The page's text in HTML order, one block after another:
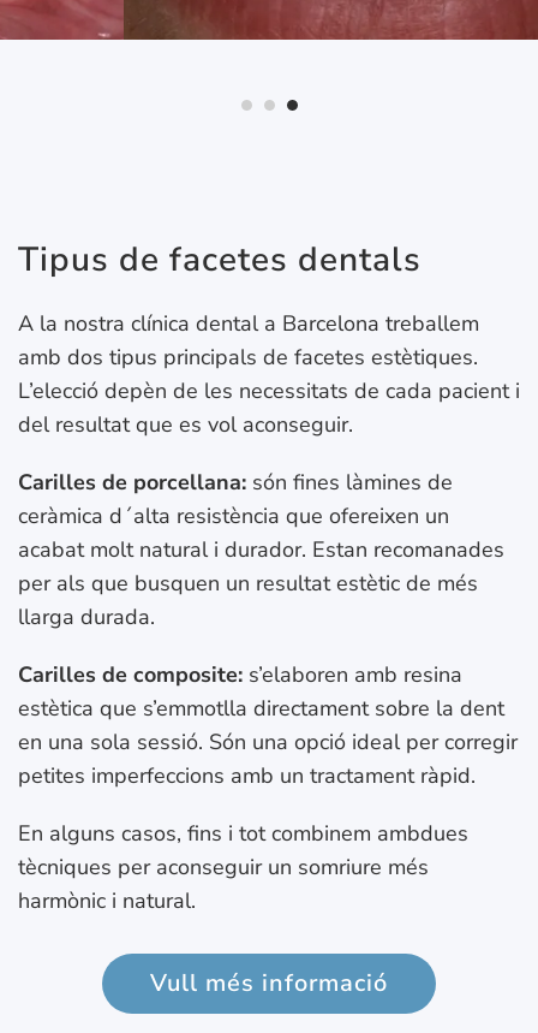
Tipus de facetes dentals
A la nostra clínica dental a Barcelona treballem
amb dos tipus principals de facetes estètiques.
L’elecció depèn de les necessitats de cada pacient i
del resultat que es vol aconseguir.
Carilles de porcellana: són fines làmines de
ceràmica d´alta resistència que ofereixen un
acabat molt natural i durador. Estan recomanades
per als que busquen un resultat estètic de més
llarga durada.
Carilles de composite: s’elaboren amb resina
estètica que s’emmotlla directament sobre la dent
en una sola sessió. Són una opció ideal per corregir
petites imperfeccions amb un tractament ràpid.
En alguns casos, fins i tot combinem ambdues
tècniques per aconseguir un somriure més
harmònic i natural.
Vull més informació